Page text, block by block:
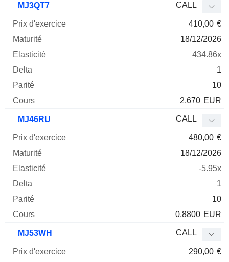
MJ3QT7 CALL
410,00 €
18/12/2026
434.86x
1
10
2,670 EUR
MJ46RU CALL
480,00 €
18/12/2026
-5.95x
1
10
0,8800 EUR
MJ53WH CALL
290,00 €